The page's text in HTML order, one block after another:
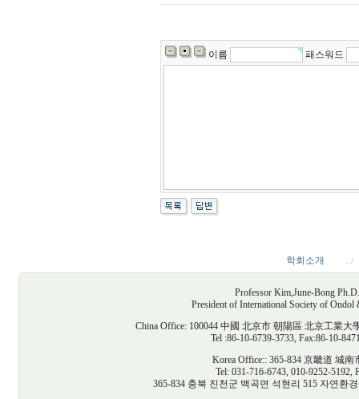
이름 패스워드
학회소개 ../
Professor Kim,June-Bong
President of International Society of Ondol
China Office: 100044 中國 北京市 朝陽區 北京工業
Tel :86-10-6739-3733, Fax:86-10-
Korea Office:: 365-834 京畿道 城
Tel: 031-716-6743, 010-9252-5192,
365-834 충북 진천군 백곡면 석현리 515 자연환경